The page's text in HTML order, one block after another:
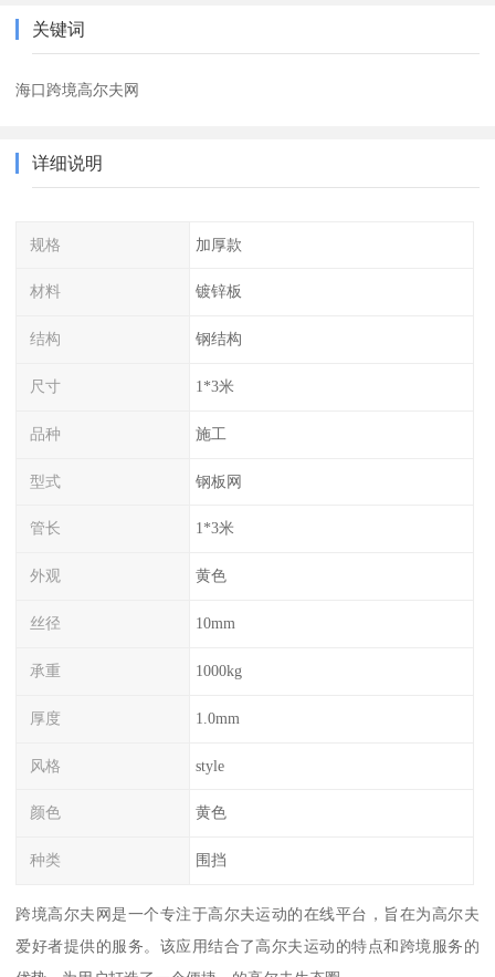
关键词
海口跨境高尔夫网
详细说明
规格 加厚款
材料 镀锌板
结构 钢结构
尺寸 1*3米
品种 施工
型式 钢板网
管长 1*3米
外观 黄色
丝径 10mm
承重 1000kg
厚度 1.0mm
风格 style
颜色 黄色
种类 围挡
跨境高尔夫网是一个专注于高尔夫运动的在线平台，旨在为高尔夫
爱好者提供的服务。该应用结合了高尔夫运动的特点和跨境服务的